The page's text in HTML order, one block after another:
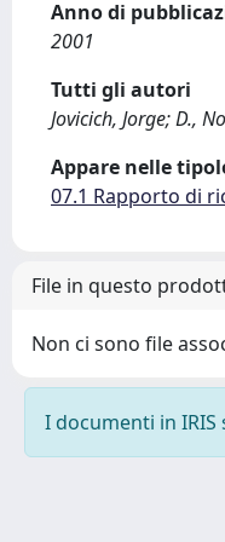
Anno di
2001
Tutti gli autori
Jovicich, Jorge; D.,
Appare nelle
07.1 Rapporto di
File in questo
Non ci sono file
I documenti in